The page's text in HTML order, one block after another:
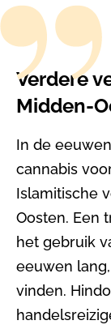
-
Verdere
Midden-
In de
cannabis
Islamitische
Oosten. Een
het gebruik
eeuwen
vinden.